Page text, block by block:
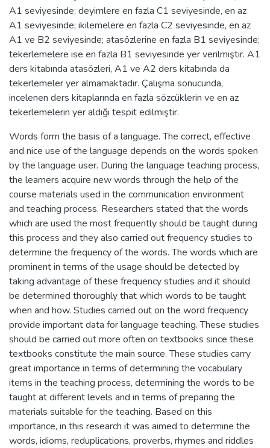
A1 seviyesinde; deyimlere en fazla C1 seviyesinde, en az
A1 seviyesinde; ikilemelere en fazla C2 seviyesinde, en az
A1 ve B2 seviyesinde; atasözlerine en fazla B1 seviyesinde;
tekerlemelere ise en fazla B1 seviyesinde yer verilmiştir. A1
ders kitabında atasözleri, A1 ve A2 ders kitabında da
tekerlemeler yer almamaktadır. Çalışma sonucunda,
incelenen ders kitaplarında en fazla sözcüklerin ve en az
tekerlemelerin yer aldığı tespit edilmiştir.
Words form the basis of a language. The correct, effective
and nice use of the language depends on the words spoken
by the language user. During the language teaching process,
the learners acquire new words through the help of the
course materials used in the communication environment
and teaching process. Researchers stated that the words
which are used the most frequently should be taught during
this process and they also carried out frequency studies to
determine the frequency of the words. The words which are
prominent in terms of the usage should be detected by
taking advantage of these frequency studies and it should
be determined thoroughly that which words to be taught
when and how. Studies carried out on the word frequency
provide important data for language teaching. These studies
should be carried out more often on textbooks since these
textbooks constitute the main source. These studies carry
great importance in terms of determining the vocabulary
items in the teaching process, determining the words to be
taught at different levels and in terms of preparing the
materials suitable for the teaching. Based on this
importance, in this research it was aimed to determine the
words, idioms, reduplications, proverbs, rhymes and riddles